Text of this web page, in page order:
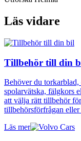
Läs vidare
Tillbehör till din
Behöver du
spolarvätska, fälgkors
att välja rätt tillbehör
tillbehörsförfrågan
Läs mer